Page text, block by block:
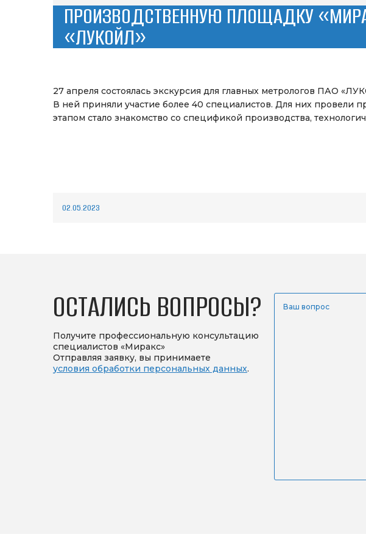
ПРОИЗВОДСТВЕННУЮ ПЛОЩАДКУ
«ЛУКОЙЛ»
27 апреля состоялась экскурсия для главных метрологов ПАО
В ней приняли участие более 40 специалистов. Для них провели
этапом стало знакомство со спецификой производства,
02.05.2023
ОСТАЛИСЬ ВОПРОСЫ?
Получите профессиональную консультацию
специалистов «Миракс»
Отправляя заявку, вы принимаете
условия обработки персональных данных.